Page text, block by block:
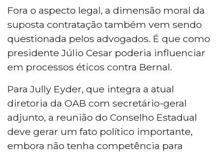
Fora o aspecto legal, a dimensão moral da
suposta contratação também vem sendo
questionada pelos advogados. É que como
presidente Júlio Cesar poderia influenciar
em processos éticos contra Bernal.
Para Jully Eyder, que integra a atual
diretoria da OAB com secretário-geral
adjunto, a reunião do Conselho Estadual
deve gerar um fato político importante,
embora não tenha competência para